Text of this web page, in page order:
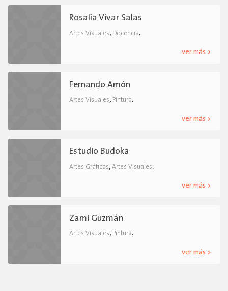
Rosalía Vivar Salas
Artes Visuales, Docencia.
ver más >
Fernando Amón
Artes Visuales, Pintura.
ver más >
Estudio Budoka
Artes Gráficas, Artes Visuales.
ver más >
Zami Guzmán
Artes Visuales, Pintura.
ver más >